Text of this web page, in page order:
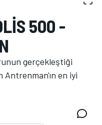
500 -
gerçekleştiği
Antrenman'ın en iyi